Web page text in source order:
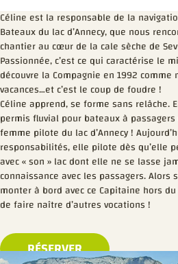
Céline est la responsable de la
Bateaux du lac d’Annecy, que nous
chantier au cœur de la cale sèche de
Passionnée, c’est ce qui caractérise le
découvre la Compagnie en 1992
vacances…et c’est le coup de foudre !
Céline apprend, se forme sans relâche.
permis fluvial pour bateaux à
femme pilote du lac d’Annecy !
responsabilités, elle pilote dès qu’elle
avec « son » lac dont elle ne se lasse
connaissance avec les passagers. Alors
monter à bord avec ce Capitaine hors
de faire naître d’autres vocations !
RÉSERVER